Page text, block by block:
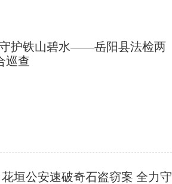
护铁山碧水——岳阳县法检两
巡查
垣公安速破奇石盗窃案 全力守